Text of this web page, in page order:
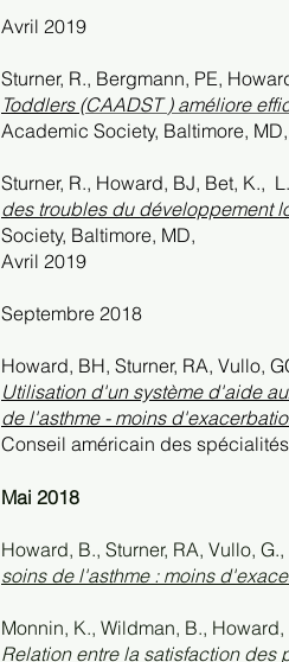
Avril 2019
Sturner, R., Bergmann, PE,
Toddlers (CAADST ) améliore
Academic Society, Baltimore,
Sturner, R., Howard, BJ, Bet, K.,
des troubles du développement
Society, Baltimore, MD,
Avril 2019
Septembre 2018
Howard, BH, Sturner, RA, Vullo,
Utilisation d'un système d'aide
de l'asthme - moins
Conseil américain des
Mai 2018
Howard, B., Sturner, RA, Vullo,
soins de l'asthme : moins
Monnin, K., Wildman, B.,
Relation entre la satisfaction des